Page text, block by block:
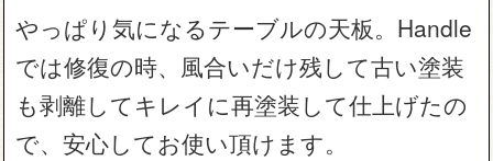
やっぱり気になるテーブルの天板。Handle
では修復の時、風合いだけ残して古い塗装
も剥離してキレイに再塗装して仕上げたの
で、安心してお使い頂けます。